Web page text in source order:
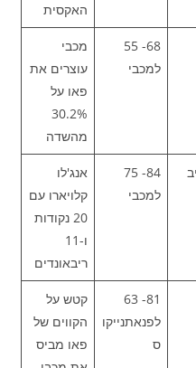
האקסית
68- 55
למכבי
מכבי
עוצרים את
פאו על
30.2%
מהשדה
84- 75
למכבי
אנג'לו
קלויארו עם
20 נקודות
ו-11
ריבאונדים
81- 63
לפנאתנייקו
ס
קטש על
הקווים של
פאו מביס